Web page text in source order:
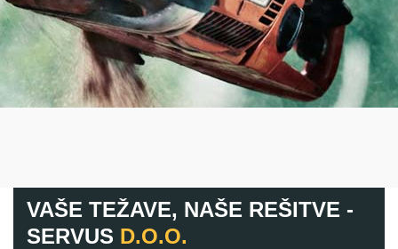
VAŠE TEŽAVE, NAŠE REŠITVE -
SERVUS D.O.O.